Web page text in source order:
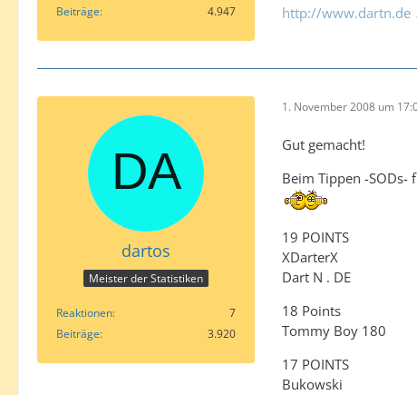
Beiträge
4.947 http://www.dartn.de
dartos
Meister der Statistiken
Reaktionen
7
Beiträge
3.920
1. November 2008 um
Gut gemacht!
Beim Tippen -
19 POINTS
XDarterX
Dart N . DE
18 Points
Tommy Boy 180
17 POINTS
Bukowski